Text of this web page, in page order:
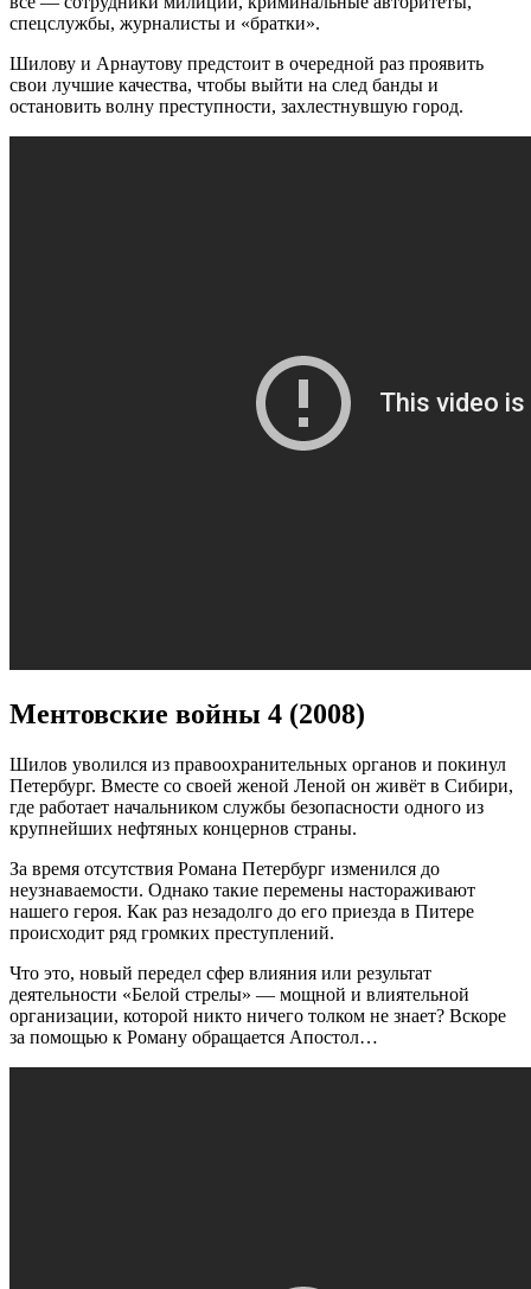
спецслужбы, журналисты и «братки».
Шилову и Арнаутову предстоит в очередной раз проявить
свои лучшие качества, чтобы выйти на след банды и
остановить волну преступности, захлестнувшую город.
Ментовские войны 4 (2008)
Шилов уволился из правоохранительных органов и покинул
Петербург. Вместе со своей женой Леной он живёт в Сибири,
где работает начальником службы безопасности одного из
крупнейших нефтяных концернов страны.
За время отсутствия Романа Петербург изменился до
неузнаваемости. Однако такие перемены настораживают
нашего героя. Как раз незадолго до его приезда в Питере
происходит ряд громких преступлений.
Что это, новый передел сфер влияния или результат
деятельности «Белой стрелы» — мощной и влиятельной
организации, которой никто ничего толком не знает? Вскоре
за помощью к Роману обращается Апостол…